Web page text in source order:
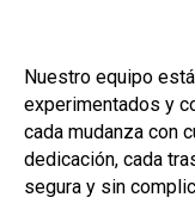
Nuestro equipo
experimentados y
cada mudanza con
dedicación, cada
segura y sin